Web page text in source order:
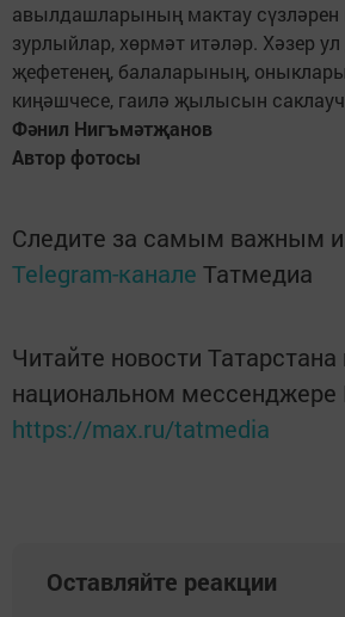
авылдашларының мактау сүзләрен
зурлыйлар, хөрмәт итәләр. Хәзер ул
җефетенең, балаларының,
киңәшчесе, гаилә җылысын
Фәнил Нигъмәтҗанов
Автор фотосы
Следите за самым важным
Telegram-канале Татмедиа
Читайте новости Татарстана
национальном мессенджере
https://max.ru/tatmedia
Оставляйте реакции